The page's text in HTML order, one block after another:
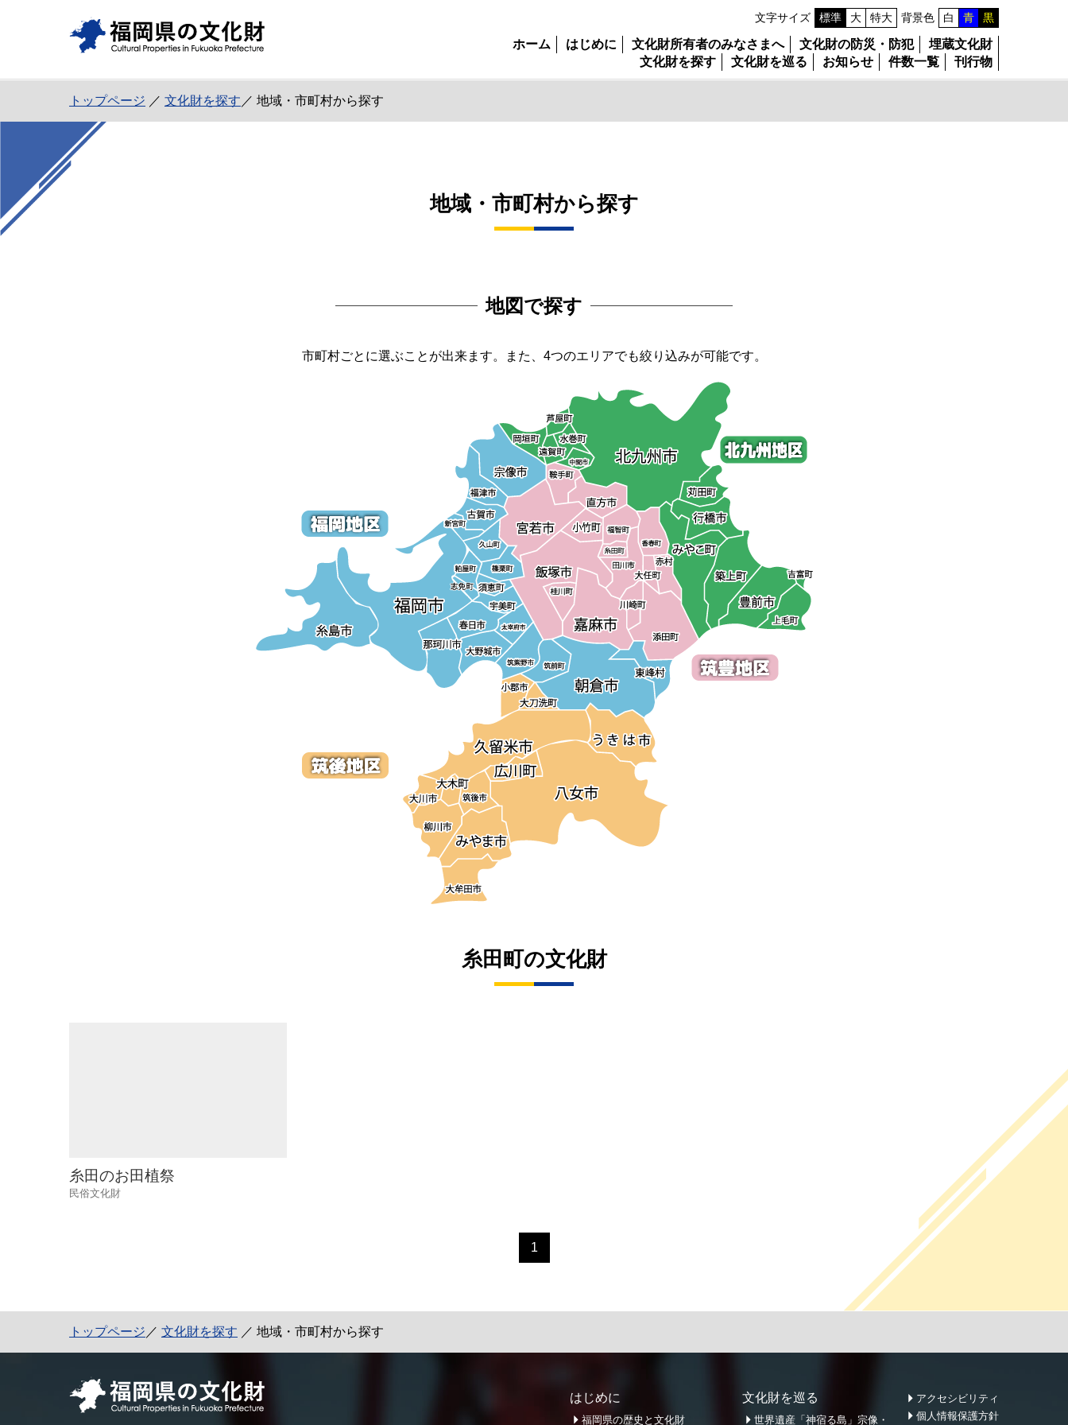
文字サイズ 標準 大 特大 背景色 白 青 黒
ホーム はじめに 文化財所有者のみなさまへ 文化財の防災・防犯
埋蔵文化財
文化財を探す
文化財を巡る お知らせ 件数一覧 刊行物
トップページ ／ 文化財を探す ／ 地域・市町村から探す
地域・市町村から探す
地図で探す
市町村ごとに選ぶことが出来ます。また、4つのエリアでも絞り込みが可能です。
糸田町の文化財
糸田のお田植祭
民俗文化財
1
トップページ ／ 文化財を探す ／ 地域・市町村から探す
はじめに
福岡県の歴史と文化財
文化財を巡る
世界遺産「神宿る島」宗像・
アクセシビリティ
個人情報保護方針